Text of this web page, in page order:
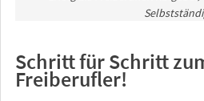
Schritt für Schritt
Freiberufler!